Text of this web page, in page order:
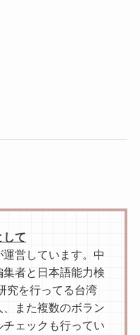
して
営しています。中
者と日本語能力検
究を行ってる台湾
また複数のボラン
ェックも行ってい